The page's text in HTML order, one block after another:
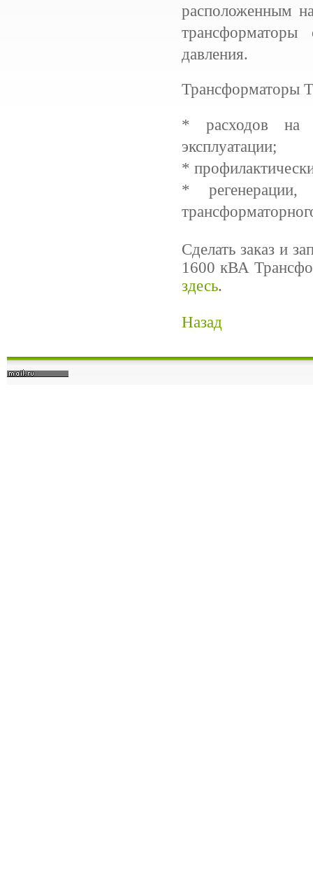
расположенным
трансформаторы
давления.
Трансформаторы
* расходов на
эксплуатации;
*
* регенерации,
Сделать заказ и
1600 кВА
здесь.
Назад